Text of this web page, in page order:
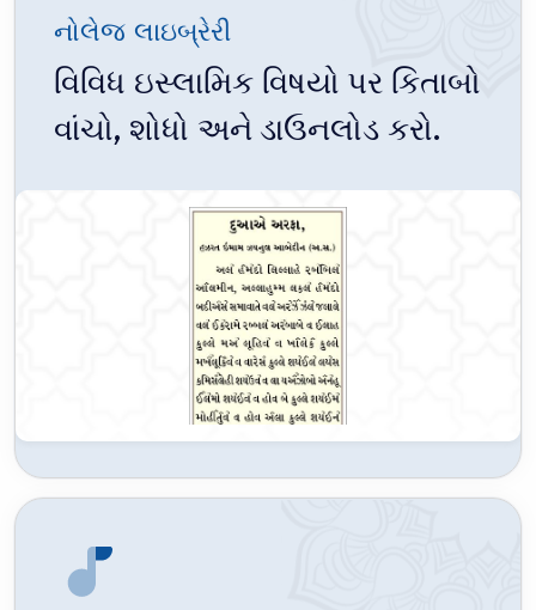
નોલેજ લાઇબ્રેરી
વિવિધ ઇસ્લામિક વિષયો પર કિતાબો
વાંચો, શોધો અને ડાઉનલોડ કરો.